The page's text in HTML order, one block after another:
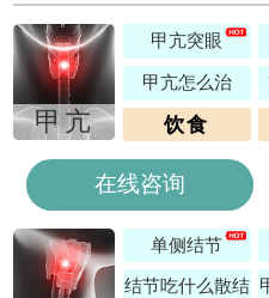
甲亢
甲亢突眼
甲亢怎么治
饮食
在线咨询
单侧结节
结节吃什么散结